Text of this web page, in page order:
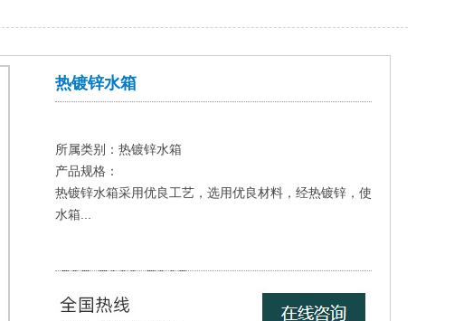
热镀锌水箱
所属类别：热镀锌水箱
产品规格：
热镀锌水箱采用优良工艺，选用优良材料，经热镀锌，使
水箱...